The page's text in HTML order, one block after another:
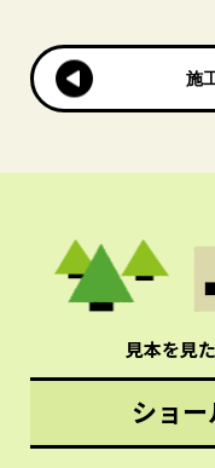
施
施
見本を見
ショ